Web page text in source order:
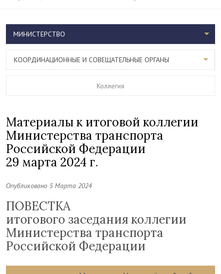
Материалы к итоговой коллегии
Министерства транспорта
Российской Федерации
29 марта 2024 г.
Опубликовано 5 Марта 2024
ПОВЕСТКА
итогового заседания коллегии
Министерства транспорта
Российской Федерации
МИНИСТЕРСТВО
КООРДИНАЦИОННЫЕ И СОВЕЩАТЕЛЬНЫЕ ОРГАНЫ
Коллегия